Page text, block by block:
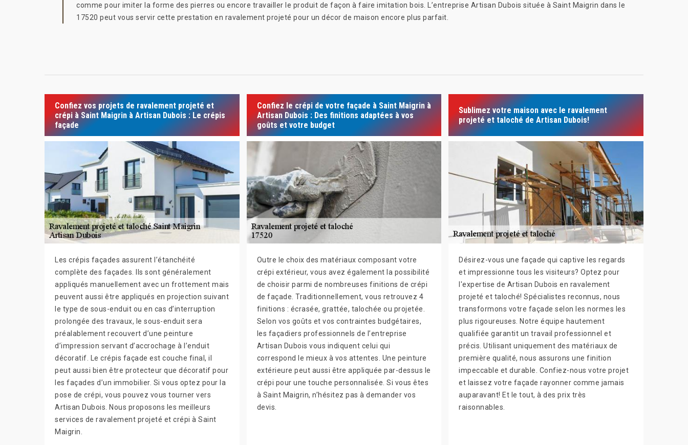
comme pour imiter la forme des pierres ou encore travailler le produit de façon à faire imitation bois. L’entreprise Artisan Dubois située à Saint Maigrin dans le
17520 peut vous servir cette prestation en ravalement projeté pour un décor de maison encore plus parfait.
Confiez vos projets de ravalement projeté et
crépi à Saint Maigrin à Artisan Dubois : Le crépis
façade
Les crépis façades assurent l’étanchéité
complète des façades. Ils sont généralement
appliqués manuellement avec un frottement mais
peuvent aussi être appliqués en projection suivant
le type de sous-enduit ou en cas d’interruption
prolongée des travaux, le sous-enduit sera
préalablement recouvert d’une peinture
d’impression servant d’accrochage à l’enduit
décoratif. Le crépis façade est couche final, il
peut aussi bien être protecteur que décoratif pour
les façades d’un immobilier. Si vous optez pour la
pose de crépi, vous pouvez vous tourner vers
Artisan Dubois. Nous proposons les meilleurs
services de ravalement projeté et crépi à Saint
Maigrin.
Confiez le crépi de votre façade à Saint Maigrin à
Artisan Dubois : Des finitions adaptées à vos
goûts et votre budget
Outre le choix des matériaux composant votre
crépi extérieur, vous avez également la possibilité
de choisir parmi de nombreuses finitions de crépi
de façade. Traditionnellement, vous retrouvez 4
finitions : écrasée, grattée, talochée ou projetée.
Selon vos goûts et vos contraintes budgétaires,
les façadiers professionnels de l’entreprise
Artisan Dubois vous indiquent celui qui
correspond le mieux à vos attentes. Une peinture
extérieure peut aussi être appliquée par-dessus le
crépi pour une touche personnalisée. Si vous êtes
à Saint Maigrin, n’hésitez pas à demander vos
devis.
Sublimez votre maison avec le ravalement
projeté et taloché de Artisan Dubois!
Désirez-vous une façade qui captive les regards
et impressionne tous les visiteurs? Optez pour
l'expertise de Artisan Dubois en ravalement
projeté et taloché! Spécialistes reconnus, nous
transformons votre façade selon les normes les
plus rigoureuses. Notre équipe hautement
qualifiée garantit un travail professionnel et
précis. Utilisant uniquement des matériaux de
première qualité, nous assurons une finition
impeccable et durable. Confiez-nous votre projet
et laissez votre façade rayonner comme jamais
auparavant! Et le tout, à des prix très
raisonnables.